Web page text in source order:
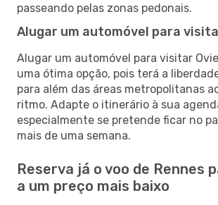
passeando pelas zonas pedonais.
Alugar um automóvel para
Alugar um automóvel para visitar
uma ótima opção, pois terá a
para além das áreas metropolitanas
ritmo. Adapte o itinerário à sua
especialmente se pretende ficar no
mais de uma semana.
Reserva já o voo de Rennes
a um preço mais baixo